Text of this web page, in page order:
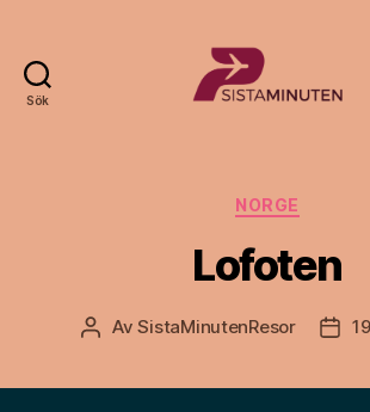
Sök
Kategorier
NORGE
Lofoten
Inläggsförfattare
AvSistaMinutenResor